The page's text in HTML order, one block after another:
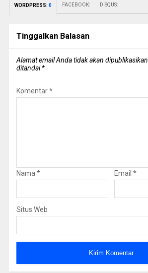
WORDPRESS: 0 FACEBOOK: DISQUS:
Tinggalkan Balasan
Alamat email Anda tidak akan dipublikasikan.
ditandai*
Komentar*
Nama * Email *
Situs Web